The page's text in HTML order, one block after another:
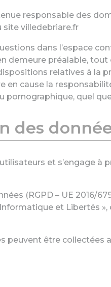
responsable des
site villedebriare.fr
dans l’espace
demeure préalable,
relatives à la
cause la
pornographique, quel
des
et s’engage
(RGPD – UE 2016/
et Libertés
peuvent être collectées